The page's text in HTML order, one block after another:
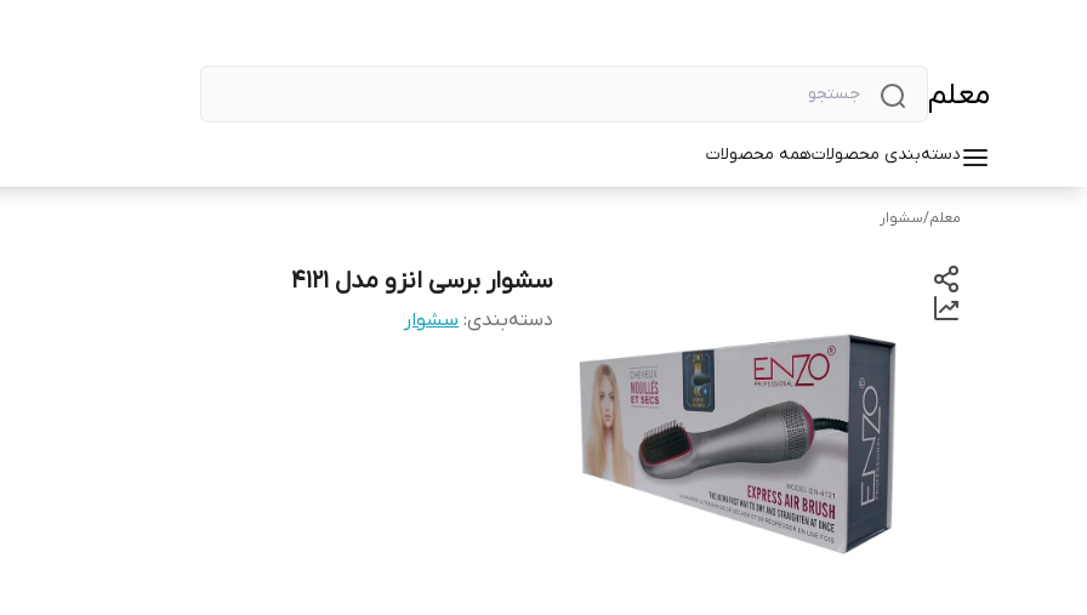
معلم
دسته‌بندی محصولاتهمه محصولات
معلم/سشوار
سشوار برسی انزو مدل 4121
دسته‌بندی: سشوار